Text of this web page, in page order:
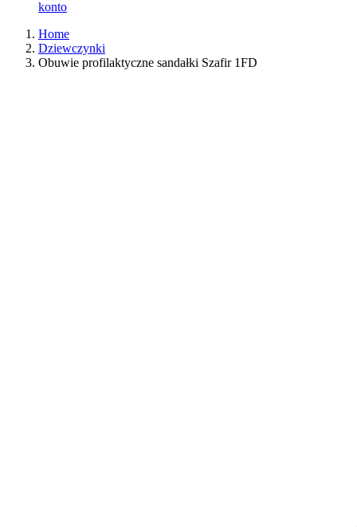
konto
Home
Dziewczynki
Obuwie profilaktyczne sandałki Szafir 1FD